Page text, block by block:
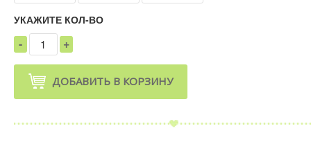
УКАЖИТЕ КОЛ-ВО
- 1 +
ДОБАВИТЬ В КОРЗИНУ